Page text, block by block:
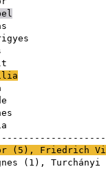
( 5 ), Friedrich
( 1 ), Turchányi